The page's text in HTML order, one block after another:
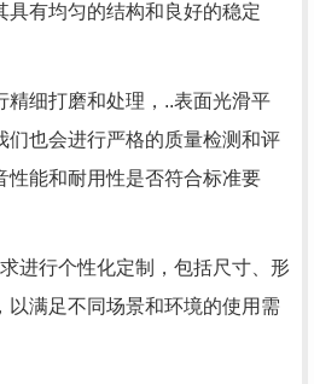
具有均匀的结构和良好的稳定
精细打磨和处理，..表面光滑平
们也会进行严格的质量检测和评
性能和耐用性是否符合标准要
进行个性化定制，包括尺寸、形
以满足不同场景和环境的使用需